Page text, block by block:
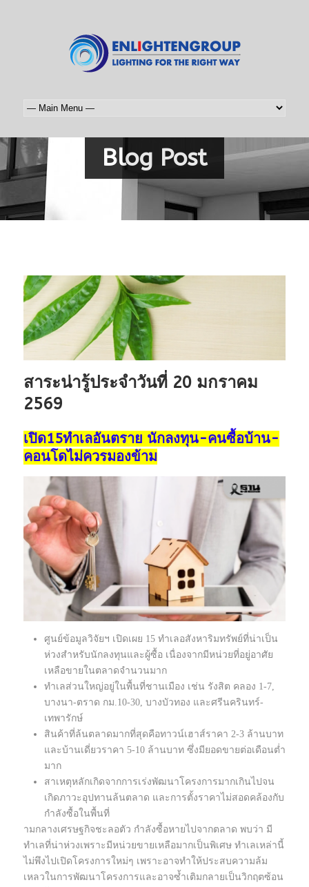
Blog Post
สาระน่ารู้ประจำวันที่ 20 มกราคม
2569
เปิด15ทำเลอันตราย นักลงทุน-คนซื้อบ้าน-
คอนโดไม่ควรมองข้าม
ศูนย์ข้อมูลวิจัยฯ เปิดเผย 15 ทำเลอสังหาริมทรัพย์ที่น่าเป็น
ห่วงสำหรับนักลงทุนและผู้ซื้อ เนื่องจากมีหน่วยที่อยู่อาศัย
เหลือขายในตลาดจำนวนมาก
ทำเลส่วนใหญ่อยู่ในพื้นที่ชานเมือง เช่น รังสิต คลอง 1-7,
บางนา-ตราด กม.10-30, บางบัวทอง และศรีนครินทร์-
เทพารักษ์
สินค้าที่ล้นตลาดมากที่สุดคือทาวน์เฮาส์ราคา 2-3 ล้านบาท
และบ้านเดี่ยวราคา 5-10 ล้านบาท ซึ่งมียอดขายต่อเดือนต่ำ
มาก
สาเหตุหลักเกิดจากการเร่งพัฒนาโครงการมากเกินไปจน
เกิดภาวะอุปทานล้นตลาด และการตั้งราคาไม่สอดคล้องกับ
กำลังซื้อในพื้นที่
ามกลางเศรษฐกิจชะลอตัว กำลังซื้อหายไปจากตลาด พบว่า มี
ทำเลที่น่าห่วงเพราะมีหน่วยขายเหลือมากเป็นพิเศษ ทำเลเหล่านี้
ไม่พึงไปเปิดโครงการใหม่ๆ เพราะอาจทำให้ประสบความล้ม
เหลวในการพัฒนาโครงการและอาจซ้ำเติมกลายเป็นวิกฤตซ้อน